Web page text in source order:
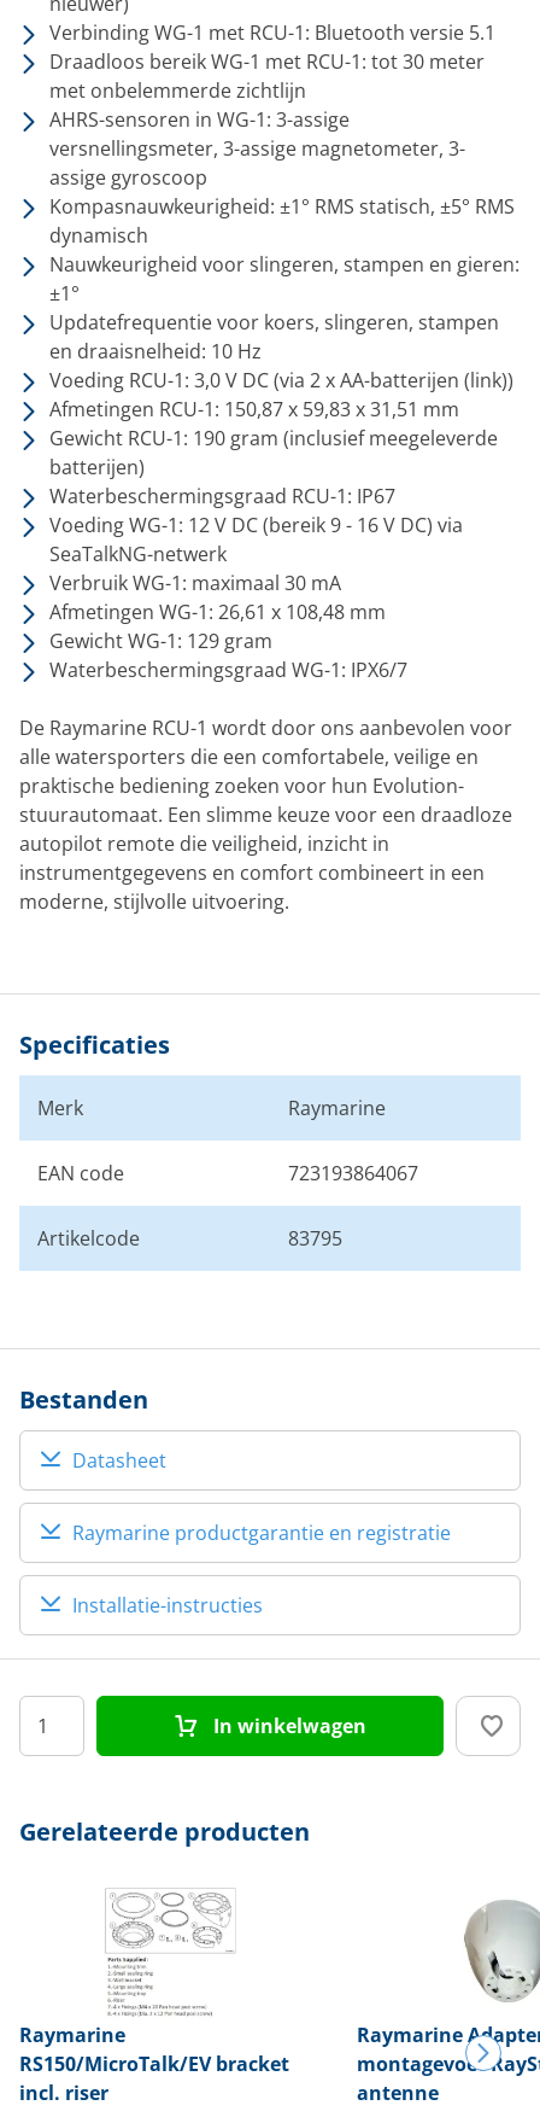
Verbinding WG-1 met RCU-1: Bluetooth versie 5.1
Draadloos bereik WG-1 met RCU-1: tot 30 meter
met onbelemmerde zichtlijn
AHRS-sensoren in WG-1: 3-assige
versnellingsmeter, 3-assige magnetometer, 3-
assige gyroscoop
Kompasnauwkeurigheid: ±1° RMS statisch, ±5° RMS
dynamisch
Nauwkeurigheid voor slingeren, stampen en gieren:
±1°
Updatefrequentie voor koers, slingeren, stampen
en draaisnelheid: 10 Hz
Voeding RCU-1: 3,0 V DC (via 2 x AA-batterijen (link))
Afmetingen RCU-1: 150,87 x 59,83 x 31,51 mm
Gewicht RCU-1: 190 gram (inclusief meegeleverde
batterijen)
Waterbeschermingsgraad RCU-1: IP67
Voeding WG-1: 12 V DC (bereik 9 - 16 V DC) via
SeaTalkNG-netwerk
Verbruik WG-1: maximaal 30 mA
Afmetingen WG-1: 26,61 x 108,48 mm
Gewicht WG-1: 129 gram
Waterbeschermingsgraad WG-1: IPX6/7
De Raymarine RCU-1 wordt door ons aanbevolen voor
alle watersporters die een comfortabele, veilige en
praktische bediening zoeken voor hun Evolution-
stuurautomaat. Een slimme keuze voor een draadloze
autopilot remote die veiligheid, inzicht in
instrumentgegevens en comfort combineert in een
moderne, stijlvolle uitvoering.
Specificaties
Merk Raymarine
EAN code 723193864067
Artikelcode 83795
Bestanden
Datasheet
Raymarine productgarantie en registratie
Installatie-instructies
In winkelwagen
Gerelateerde producten
Raymarine
RS150/MicroTalk/EV bracket
incl. riser
Raymarine
montagevoet
antenne